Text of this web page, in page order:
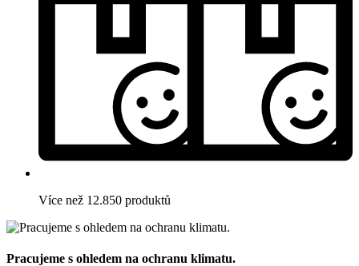
Více než 12.850 produktů
Pracujeme s ohledem na ochranu klimatu.